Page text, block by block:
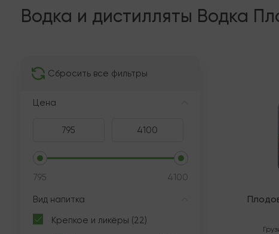
Водка и дистилляты Водка
Сбросить все фильтры
Цена
795 4100
Вид напитка
Крепкое и ликёры (22)